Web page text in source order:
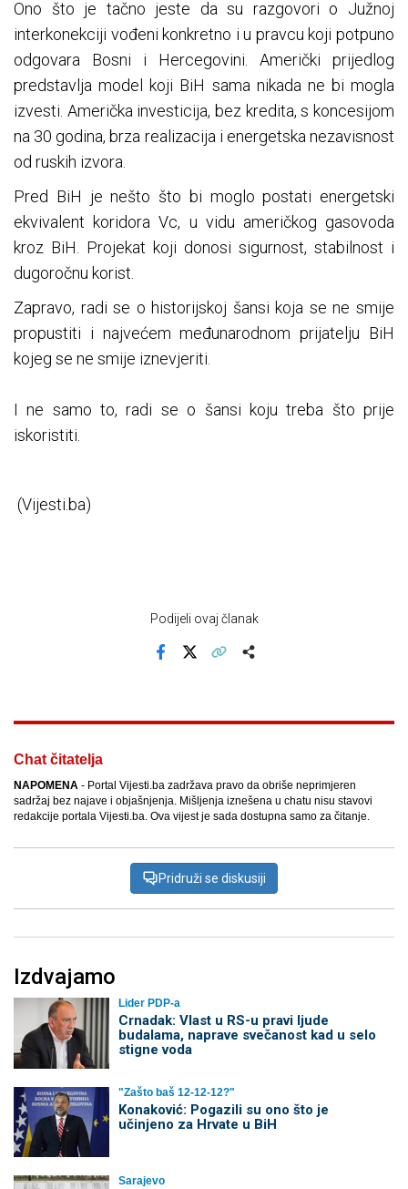
Ono što je tačno jeste da su razgovori o Južnoj
interkonekciji vođeni konkretno i u pravcu koji potpuno
odgovara Bosni i Hercegovini. Američki prijedlog
predstavlja model koji BiH sama nikada ne bi mogla
izvesti. Američka investicija, bez kredita, s koncesijom
na 30 godina, brza realizacija i energetska nezavisnost
od ruskih izvora.
Pred BiH je nešto što bi moglo postati energetski
ekvivalent koridora Vc, u vidu američkog gasovoda
kroz BiH. Projekat koji donosi sigurnost, stabilnost i
dugoročnu korist.
Zapravo, radi se o historijskoj šansi koja se ne smije
propustiti i najvećem međunarodnom prijatelju BiH
kojeg se ne smije iznevjeriti.
I ne samo to, radi se o šansi koju treba što prije
iskoristiti.
(Vijesti.ba)
Podijeli ovaj članak
Chat čitatelja
NAPOMENA - Portal Vijesti.ba zadržava pravo da obriše neprimjeren
sadržaj bez najave i objašnjenja. Mišljenja iznešena u chatu nisu stavovi
redakcije portala Vijesti.ba. Ova vijest je sada dostupna samo za čitanje.
Pridruži se diskusiji
Izdvajamo
Lider PDP-a
Crnadak: Vlast u RS-u pravi ljude
budalama, naprave svečanost kad u selo
stigne voda
"Zašto baš 12-12-12?"
Konaković: Pogazili su ono što je
učinjeno za Hrvate u BiH
Sarajevo